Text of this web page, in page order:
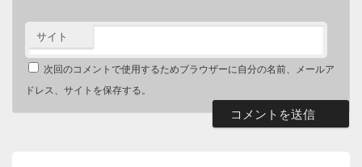
サイト
次回のコメントで使用するためブラウザーに自分の名前、メールア
ドレス、サイトを保存する。